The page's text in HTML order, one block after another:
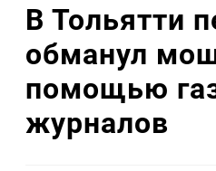
В Тольятти
обманул
помощью
журналов